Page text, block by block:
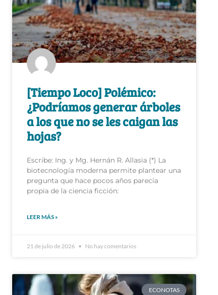
[Tiempo Loco] Polémico:
¿Podríamos generar árboles
a los que no se les caigan las
hojas?
Escribe: Ing. y Mg. Hernán R. Allasia (*) La
biotecnología moderna permite plantear una
pregunta que hace pocos años parecía
propia de la ciencia ficción:
LEER MÁS »
21 de julio de 2026 No hay comentarios
ECONOTAS